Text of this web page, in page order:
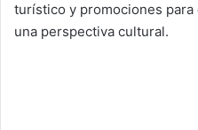
turístico y promociones
una perspectiva cultural.